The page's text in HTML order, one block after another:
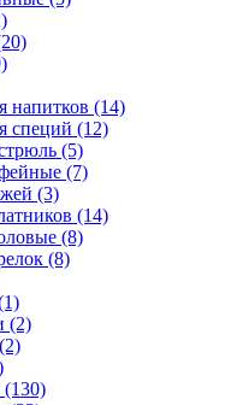
напитков (14)
специй (12)
(5)
(7)
(3)
(14)
(8)
(8)
(2)
(130)